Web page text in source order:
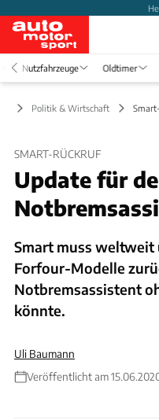
Nutzfahrzeuge Oldtimer
Politik & Wirtschaft
SMART-RÜCKRUF
Update für
Smart muss
Forfour-Modelle
Notbremsassistent
könnte.
Uli Baumann
Veröffentlicht am